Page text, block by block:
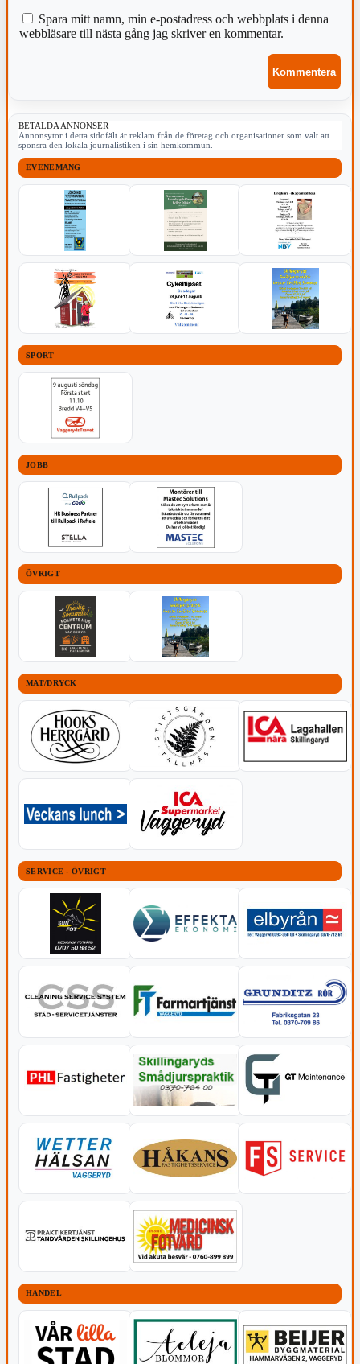
Spara mitt namn, min e-postadress och webbplats i denna
webbläsare till nästa gång jag skriver en kommentar.
BETALDA ANNONSER
Annonsytor i detta sidofält är reklam från de företag och organisationer som valt att
sponsra den lokala journalistiken i sin hemkommun.
EVENEMANG
SPORT
JOBB
ÖVRIGT
MAT/DRYCK
SERVICE - ÖVRIGT
HANDEL